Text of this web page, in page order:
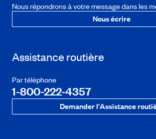
Nous répondrons à votre message dans les
Nous écrire
Assistance routière
Par téléphone
1-800-222-4357
Demander l'Assistance